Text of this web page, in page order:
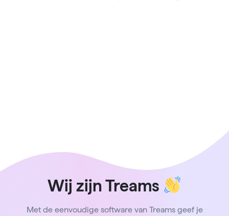
Wij zijn Treams
Met de eenvoudige software van Treams geef je